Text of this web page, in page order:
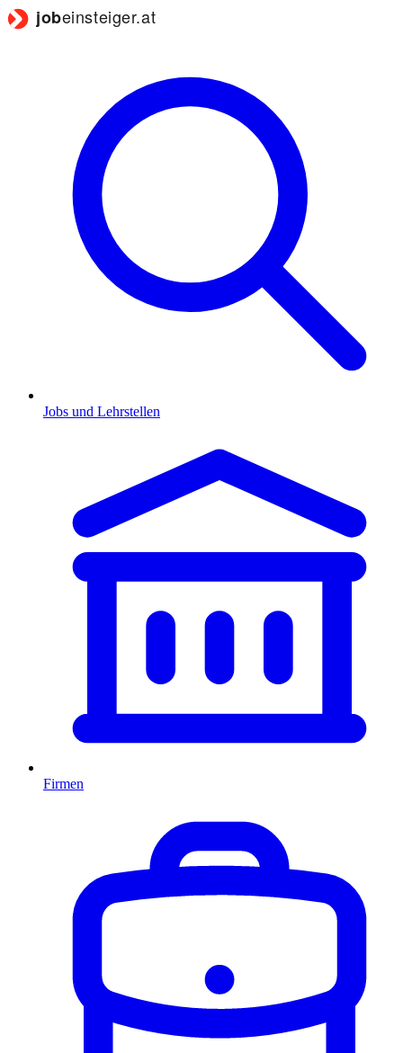
Jobs und Lehrstellen
Firmen